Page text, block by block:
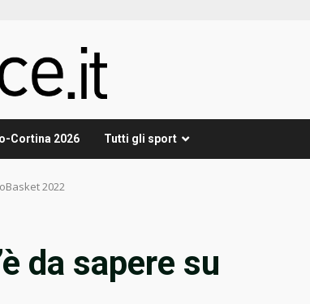
Cortina 2026 Tutti gli sport
2022
da sapere su